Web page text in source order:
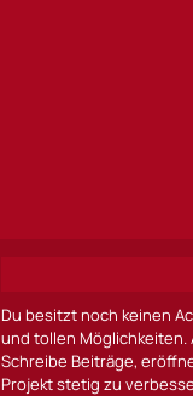
Du besitzt noch keinen
und tollen Möglichkeiten.
Schreibe Beiträge,
Projekt stetig zu